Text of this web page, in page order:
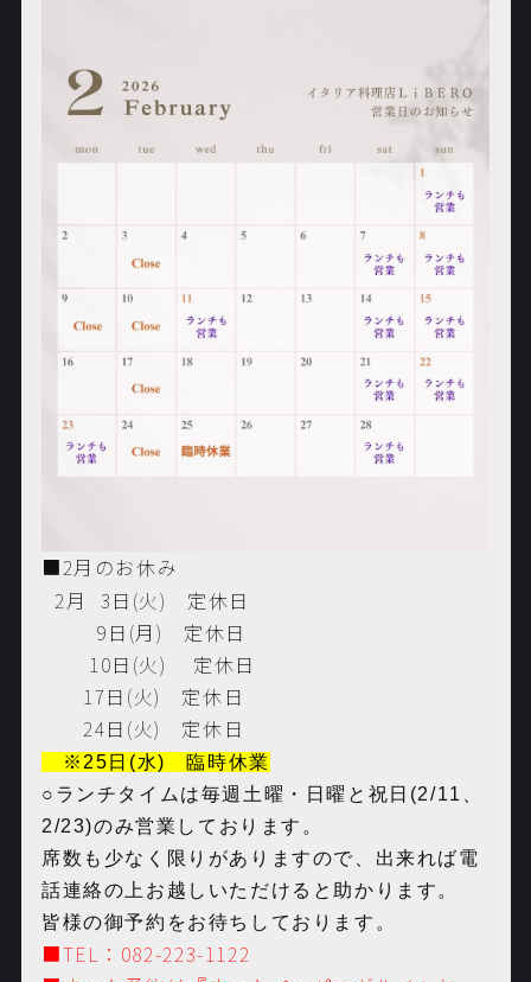
■2月のお休み
2月 3日(火) 定休日
9日(月 ) 定休日
10日(火) 定休日
17日(火) 定休日
24日(火) 定休日
※25日(水) 臨時休業
○ランチタイムは毎週土曜・日曜と祝日(2/11、
2/23)のみ営業しております。
席数も少なく限りがありますので、出来れば電
話連絡の上お越しいただけると助かります。
皆様の御予約をお待ちしております。
■TEL：082-223-1122